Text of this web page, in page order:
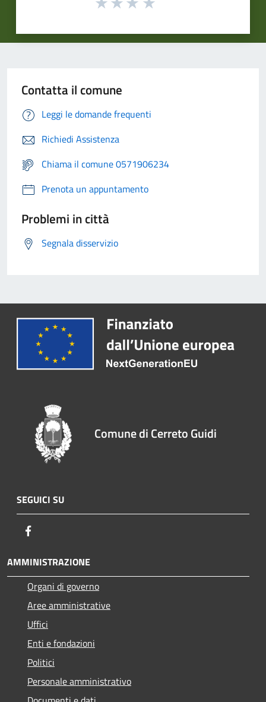
Contatta il comune
Leggi le domande frequenti
Richiedi Assistenza
Chiama il comune 0571906234
Prenota un appuntamento
Problemi in città
Segnala disservizio
Comune di Cerreto Guidi
SEGUICI SU
AMMINISTRAZIONE
Organi di governo
Aree amministrative
Uffici
Enti e fondazioni
Politici
Personale amministrativo